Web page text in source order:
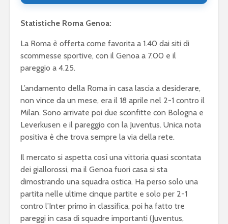
Statistiche Roma Genoa:
La Roma è offerta come favorita a 1.40 dai siti di
scommesse sportive, con il Genoa a 7.00 e il
pareggio a 4.25.
L’andamento della Roma in casa lascia a desiderare,
non vince da un mese, era il 18 aprile nel 2-1 contro il
Milan. Sono arrivate poi due sconfitte con Bologna e
Leverkusen e il pareggio con la Juventus. Unica nota
positiva è che trova sempre la via della rete.
Il mercato si aspetta così una vittoria quasi scontata
dei giallorossi, ma il Genoa fuori casa si sta
dimostrando una squadra ostica. Ha perso solo una
partita nelle ultime cinque partite e solo per 2-1
contro l’Inter primo in classifica, poi ha fatto tre
pareggi in casa di squadre importanti (Juventus,